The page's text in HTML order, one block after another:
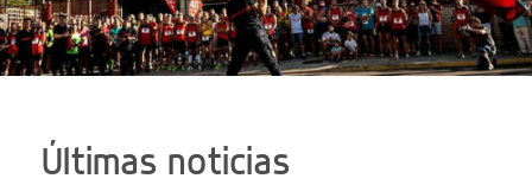
Últimas noticias